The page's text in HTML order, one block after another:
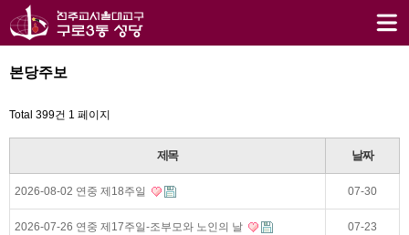
본당주보
Total 399건 1 페이지
제목 날짜
2026-08-02 연중 제18주일 07-30
2026-07-26 연중 제17주일-조부모와 노인의 날 07-23